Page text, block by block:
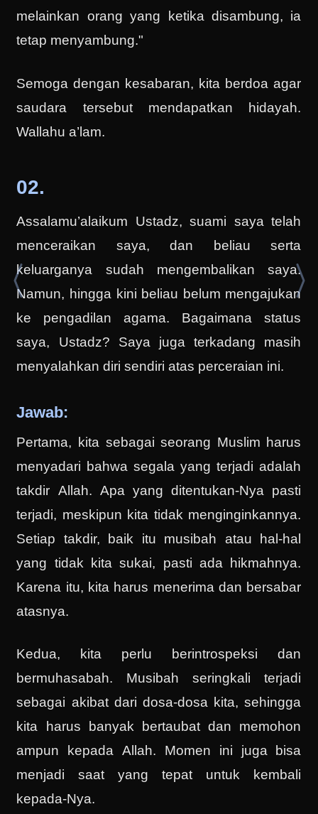
melainkan orang yang ketika disambung, ia
tetap menyambung."
Semoga dengan kesabaran, kita berdoa agar
saudara tersebut mendapatkan hidayah.
Wallahu a’lam.
02.
Assalamu’alaikum Ustadz, suami saya telah
menceraikan saya, dan beliau serta
keluarganya sudah mengembalikan saya.
Namun, hingga kini beliau belum mengajukan
ke pengadilan agama. Bagaimana status
saya, Ustadz? Saya juga terkadang masih
menyalahkan diri sendiri atas perceraian ini.
Jawab:
Pertama, kita sebagai seorang Muslim harus
menyadari bahwa segala yang terjadi adalah
takdir Allah. Apa yang ditentukan-Nya pasti
terjadi, meskipun kita tidak menginginkannya.
Setiap takdir, baik itu musibah atau hal-hal
yang tidak kita sukai, pasti ada hikmahnya.
Karena itu, kita harus menerima dan bersabar
atasnya.
Kedua, kita perlu berintrospeksi dan
bermuhasabah. Musibah seringkali terjadi
sebagai akibat dari dosa-dosa kita, sehingga
kita harus banyak bertaubat dan memohon
ampun kepada Allah. Momen ini juga bisa
menjadi saat yang tepat untuk kembali
kepada-Nya.